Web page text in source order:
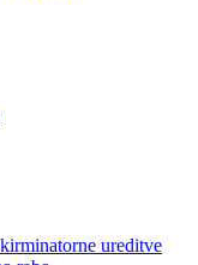
ureditve